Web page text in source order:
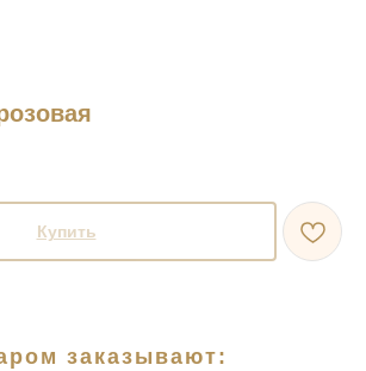
Купить
заказывают: